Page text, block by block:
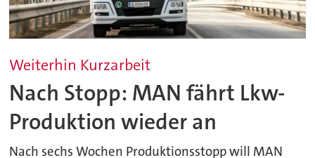
Weiterhin Kurzarbeit
Nach Stopp: MAN fährt Lkw-
Produktion wieder an
Nach sechs Wochen Produktionsstopp will MAN